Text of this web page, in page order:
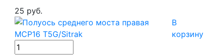
25 руб.
В
корзину